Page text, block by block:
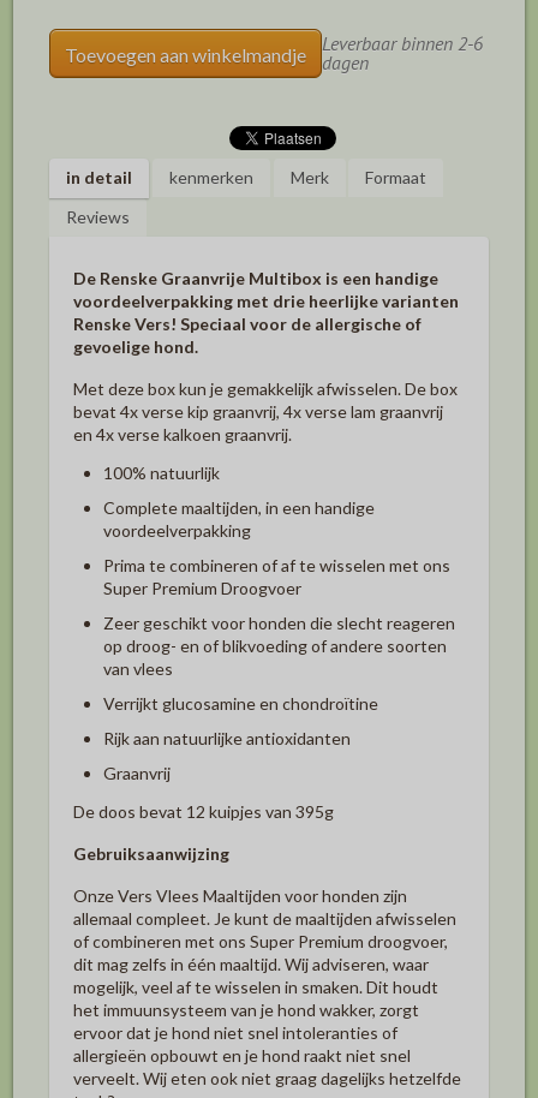
Toevoegen aan winkelmandje
Leverbaar binnen 2-6
dagen
in detail kenmerken Merk
Formaat
Reviews
De Renske Graanvrije Multibox is een handige
voordeelverpakking met drie heerlijke varianten
Renske Vers! Speciaal voor de allergische of
gevoelige hond.
Met deze box kun je gemakkelijk afwisselen. De box
bevat 4x verse kip graanvrij, 4x verse lam graanvrij
en 4x verse kalkoen graanvrij.
100% natuurlijk
Complete maaltijden, in een handige
voordeelverpakking
Prima te combineren of af te wisselen met ons
Super Premium Droogvoer
Zeer geschikt voor honden die slecht reageren
op droog- en of blikvoeding of andere soorten
van vlees
Verrijkt glucosamine en chondroïtine
Rijk aan natuurlijke antioxidanten
Graanvrij
De doos bevat 12 kuipjes van 395g
Gebruiksaanwijzing
Onze Vers Vlees Maaltijden voor honden zijn
allemaal compleet. Je kunt de maaltijden afwisselen
of combineren met ons Super Premium droogvoer,
dit mag zelfs in één maaltijd. Wij adviseren, waar
mogelijk, veel af te wisselen in smaken. Dit houdt
het immuunsysteem van je hond wakker, zorgt
ervoor dat je hond niet snel intoleranties of
allergieën opbouwt en je hond raakt niet snel
verveelt. Wij eten ook niet graag dagelijks hetzelfde